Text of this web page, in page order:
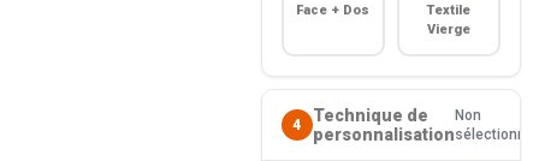
Face + Dos
Textile
Vierge
4
Technique de
personnalisation
Non
sélectionné